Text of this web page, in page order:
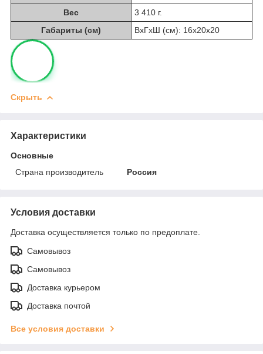
Вес
3 410 г.
Габариты (см)
ВхГхШ (см): 16х20х20
Скрыть
Характеристики
Основные
Страна производитель
Россия
Условия доставки
Доставка осуществляется только по предоплате.
Самовывоз
Самовывоз
Доставка курьером
Доставка почтой
Все условия доставки